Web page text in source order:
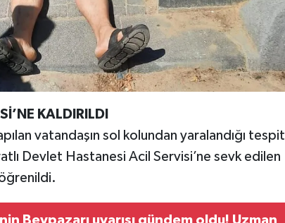
KALDIRILDI
vatandaşın sol kolundan yaralandığı tespit
Devlet Hastanesi Acil Servisi’ne sevk edilen
öğrenildi.